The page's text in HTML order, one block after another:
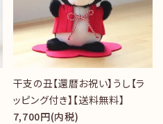
干支の丑【還暦お祝い】うし【ラ
ッピング付き】【送料無料】
7,700円(内税)